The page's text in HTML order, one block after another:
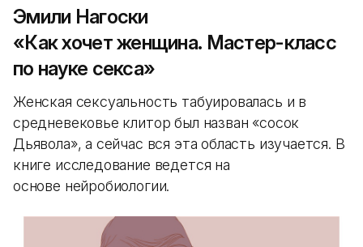
Эмили Нагоски
«Как хочет женщина. Мастер-класс
по науке секса»
Женская сексуальность табуировалась и в
средневековье клитор был назван «сосок
Дьявола», а сейчас вся эта область изучается. В
книге исследование ведется на
основе нейробиологии.